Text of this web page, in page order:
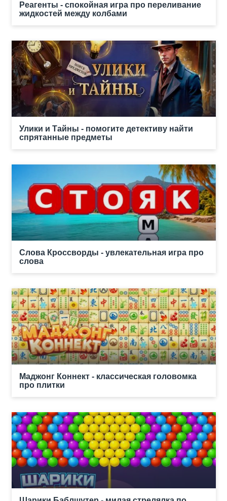
Реагенты - спокойная игра про переливание
жидкостей между колбами
Улики и Тайны - помогите детективу найти
спрятанные предметы
Слова Кроссворды - увлекательная игра про
слова
Маджонг Коннект - классическая головомка
про плитки